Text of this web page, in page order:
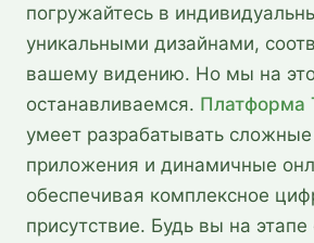
погружайтесь в
уникальными дизайнами,
вашему видению. Но мы на
останавливаемся. Платформа
умеет разрабатывать
приложения и динамичные
обеспечивая комплексное
присутствие. Будь вы на этапе